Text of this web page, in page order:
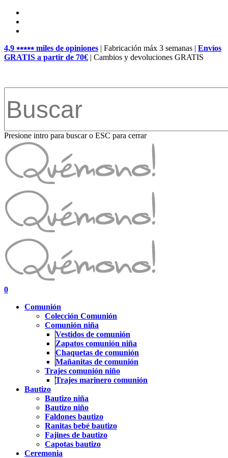
Skip
main
4,9 ⭑⭑⭑⭑⭑ miles de opiniones | Fabricación máx 3 semanas | Envíos
GRATIS a partir de 70€ | Cambios y devoluciones GRATIS
Presione intro para buscar o ESC para cerrar
Close
Search
search
account
0
Comunión
Colección Comunión
Comunión niña
Vestidos de comunión
Zapatos comunión niña
Chaquetas de comunión
Mañanitas de comunión
Trajes comunión niño
Trajes marinero comunión
Bautizo
Bautizo niña
Bautizo niño
Faldones bautizo
Ranitas bebé bautizo
Fajines de bautizo
Capotas bautizo
Ceremonia